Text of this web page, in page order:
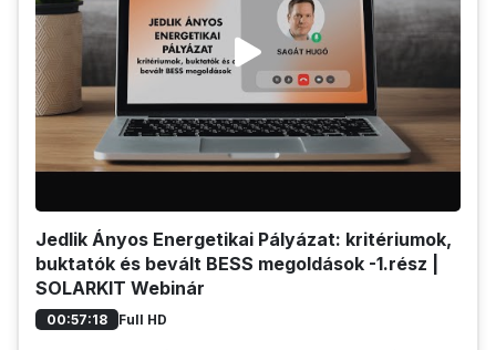
Jedlik Ányos Energetikai Pályázat: kritériumok,
buktatók és bevált BESS megoldások -1.rész |
SOLARKIT Webinár
00:57:18 Full HD